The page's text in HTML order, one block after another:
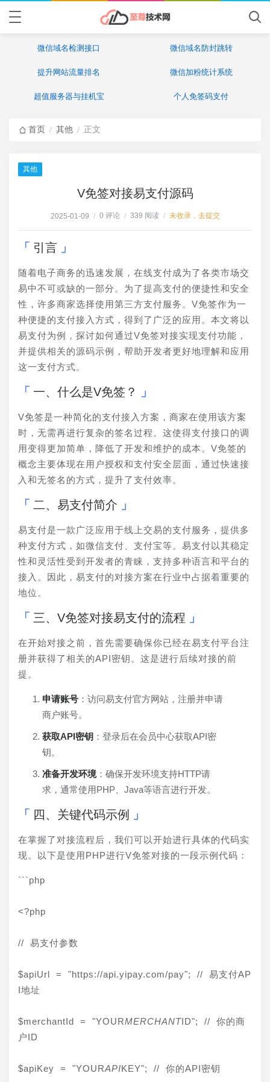
微信域名检测接口 微信域名防封跳转
提升网站流量排名 微信加粉统计系统
超值服务器与挂机宝 个人免签码支付
首页 / 其他 / 正文
其他
V免签对接易支付源码
2025-01-09 / 0 评论 / 339 阅读 / 未收录，去提交
引言
随着电子商务的迅速发展，在线支付成为了各类市场交
易中不可或缺的一部分。为了提高支付的便捷性和安全
性，许多商家选择使用第三方支付服务。V免签作为一
种便捷的支付接入方式，得到了广泛的应用。本文将以
易支付为例，探讨如何通过V免签对接实现支付功能，
并提供相关的源码示例，帮助开发者更好地理解和应用
这一支付方式。
一、什么是V免签？
V免签是一种简化的支付接入方案，商家在使用该方案
时，无需再进行复杂的签名过程。这使得支付接口的调
用变得更加简单，降低了开发和维护的成本。V免签的
概念主要体现在用户授权和支付安全层面，通过快速接
入和无签名的方式，提升了支付效率。
二、易支付简介
易支付是一款广泛应用于线上交易的支付服务，提供多
种支付方式，如微信支付、支付宝等。易支付以其稳定
性和灵活性受到开发者的青睐，支持多种语言和平台的
接入。因此，易支付的对接方案在行业中占据着重要的
地位。
三、V免签对接易支付的流程
在开始对接之前，首先需要确保你已经在易支付平台注
册并获得了相关的API密钥。这是进行后续对接的前
提。
申请账号 ：访问易支付官方网站，注册并申请
商户账号。
获取API密钥 ：登录后在会员中心获取API密
钥。
准备开发环境：确保开发环境支持HTTP请
求，通常使用PHP、Java等语言进行开发。
四、关键代码示例
在掌握了对接流程后，我们可以开始进行具体的代码实
现。以下是使用PHP进行V免签对接的一段示例代码：
```php
<?php
// 易支付参数
$apiUrl = "https://api.yipay.com/pay"; // 易支付AP
I地址
$merchantId = "YOURMERCHANTID"; // 你的商
户ID
$apiKey = "YOURAPIKEY"; // 你的API密钥